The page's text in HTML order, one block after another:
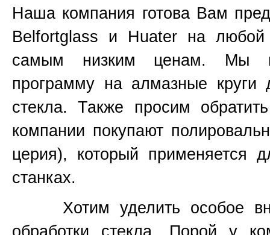
Наша компания готова Вам
Belfortglass и Huater на
самым низким ценам. Мы
программу на алмазные круги
стекла. Также просим
компании покупают
церия), который применяется
станках.
Хотим уделить особое
обработки стекла. Порой у